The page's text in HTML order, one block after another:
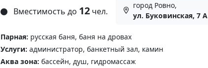
Вместимость до 12чел.
город Ровно,
ул. Буковинская, 7 А
Парная: русская баня, баня на дровах
Услуги: администратор, банкетный зал, камин
Аква зона: бассейн, душ, гидромассаж